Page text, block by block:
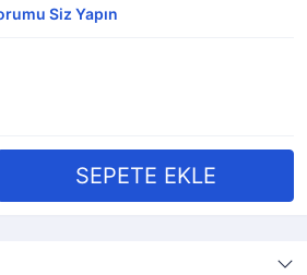
Siz Yapın